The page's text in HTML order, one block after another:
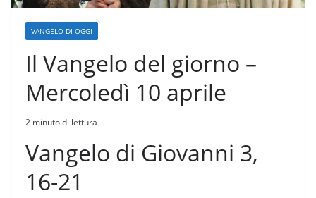
VANGELO DI OGGI
Il Vangelo del giorno –
Mercoledì 10 aprile
2 minuto di lettura
Vangelo di Giovanni 3,
16-21